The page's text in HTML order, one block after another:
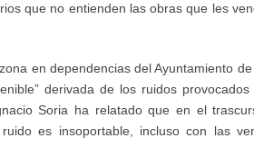
que no entienden las obras que les
en dependencias del Ayuntamiento de
derivada de los ruidos
Soria ha relatado que en el
es insoportable, incluso con las